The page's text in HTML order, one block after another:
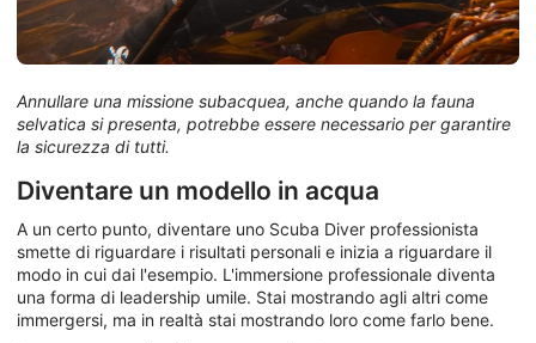
Annullare una missione subacquea, anche quando la fauna
selvatica si presenta, potrebbe essere necessario per garantire
la sicurezza di tutti.
Diventare un modello in acqua
A un certo punto, diventare uno Scuba Diver professionista
smette di riguardare i risultati personali e inizia a riguardare il
modo in cui dai l'esempio. L'immersione professionale diventa
una forma di leadership umile. Stai mostrando agli altri come
immergersi, ma in realtà stai mostrando loro come farlo bene.